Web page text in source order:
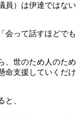
員）は伊達ではない
会って話すほどでも
、世のため人のため
命支援していくだけ
、